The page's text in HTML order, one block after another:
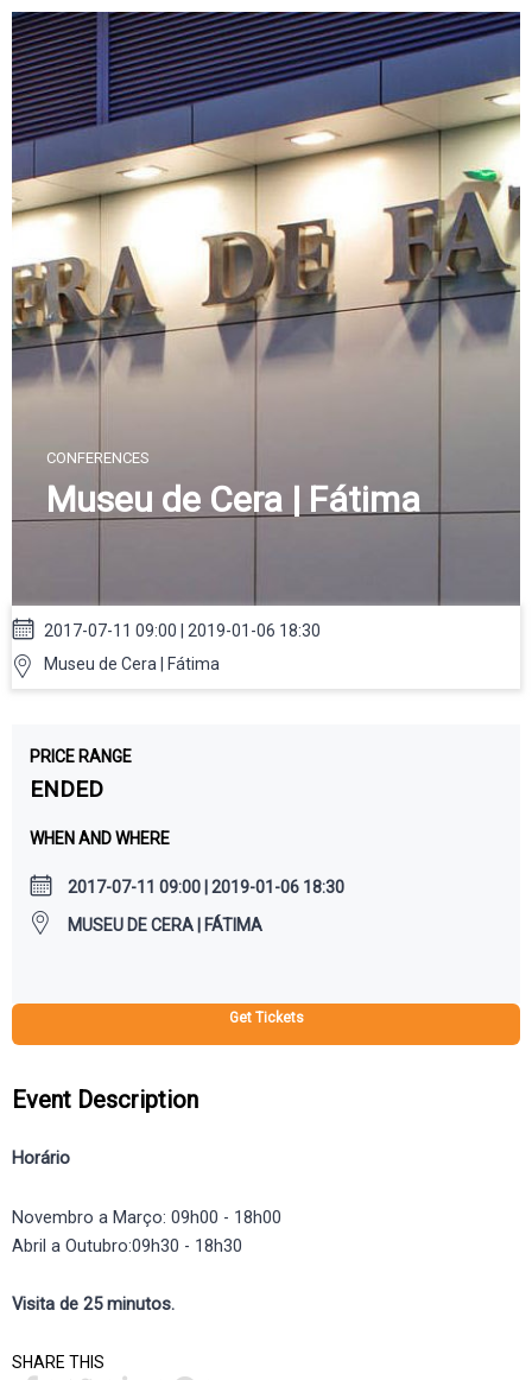
Skip
to
content
CONFERENCES
Museu de Cera | Fátima
2017-07-11 09:00 | 2019-01-06 18:30
Museu de Cera | Fátima
PRICE RANGE
ENDED
WHEN AND WHERE
2017-07-11 09:00 | 2019-01-06 18:30
MUSEU DE CERA | FÁTIMA
Get Tickets
Event Description
Horário
Novembro a Março: 09h00 - 18h00
Abril a Outubro:09h30 - 18h30
Visita de 25 minutos.
SHARE THIS